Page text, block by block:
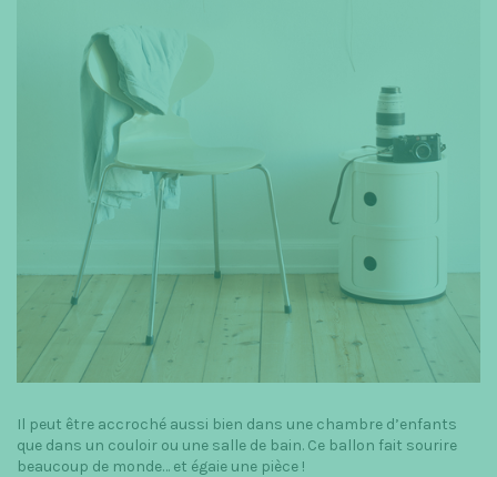
Il peut être accroché aussi bien dans une chambre d’enfants
que dans un couloir ou une salle de bain. Ce ballon fait sourire
beaucoup de monde… et égaie une pièce !